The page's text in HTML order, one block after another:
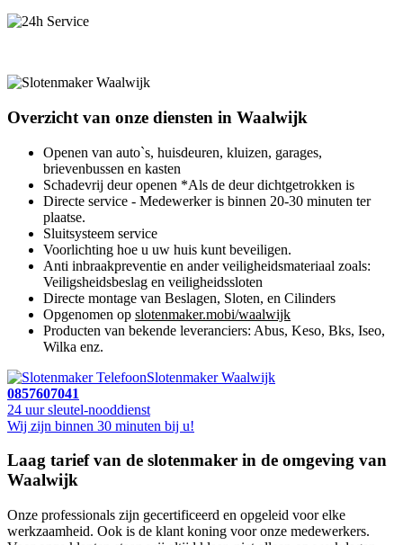
Overzicht van onze diensten in Waalwijk
Openen van auto`s, huisdeuren, kluizen, garages,
brievenbussen en kasten
Schadevrij deur openen *Als de deur dichtgetrokken is
Directe service - Medewerker is binnen 20-30 minuten ter
plaatse.
Sluitsysteem service
Voorlichting hoe u uw huis kunt beveiligen.
Anti inbraakpreventie en ander veiligheidsmateriaal zoals:
Veiligsheidsbeslag en veiligheidssloten
Directe montage van Beslagen, Sloten, en Cilinders
Opgenomen op slotenmaker.mobi/waalwijk
Producten van bekende leveranciers: Abus, Keso, Bks, Iseo,
Wilka enz.
Slotenmaker Waalwijk
0857607041
24 uur sleutel-nooddienst
Wij zijn binnen 30 minuten bij u!
Laag tarief van de slotenmaker in de omgeving van
Waalwijk
Onze professionals zijn gecertificeerd en opgeleid voor elke
werkzaamheid. Ook is de klant koning voor onze medewerkers.